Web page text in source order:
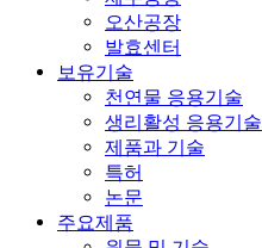
오산공장
발효센터
보유기술
천연물 응용기술
생리활성 응용기술
제품과 기술
특허
논문
주요제품